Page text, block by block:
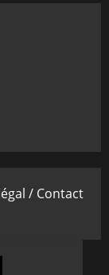
/ Contact